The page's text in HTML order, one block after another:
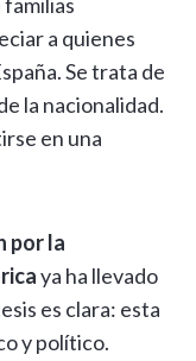
a quienes
Se trata de
la nacionalidad.
en una
por la
ya ha llevado
es clara: esta
y político.